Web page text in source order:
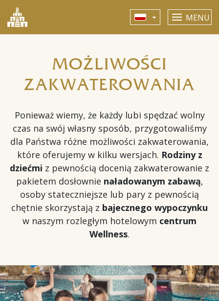
MENU
MOŻLIWOŚCI
ZAKWATEROWANIA
Ponieważ wiemy, że każdy lubi spędzać wolny
czas na swój własny sposób, przygotowaliśmy
dla Państwa różne możliwości zakwaterowania,
które oferujemy w kilku wersjach. Rodziny z
dziećmi z pewnością docenią zakwaterowanie z
pakietem dosłownie naładowanym zabawą,
osoby stateczniejsze lub pary z pewnością
chętnie skorzystają z bajecznego wypoczynku
w naszym rozległym hotelowym centrum
Wellness.